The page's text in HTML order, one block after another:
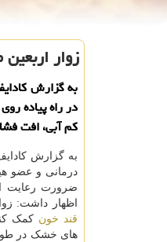
زوار
به گزارش
در راه پیاده
کم آبی، افت
به گزارش
درمانی و عضو
ضرورت رعایت
اظهار داشت:
قند خون کمک
های خشک در